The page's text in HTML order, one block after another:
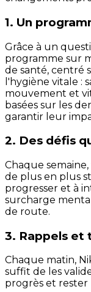
1. Un
Grâce à un
programme sur
de santé, centré
l'hygiène vitale :
mouvement et
basées sur les
garantir leur
2. Des défis
Chaque
de plus en plus
progresser et à
surcharge
de route.
3. Rappels et
Chaque matin,
suffit de les
progrès et rester